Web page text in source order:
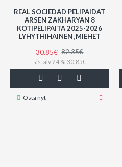
REAL SOCIEDAD PELIPAIDAT
ARSEN ZAKHARYAN 8
KOTIPELIPAITA 2025-2026
LYHYTHIHAINEN ,MIEHET
30.85€ 82.35€
sis. alv 24 %:30.85€
Osta nyt